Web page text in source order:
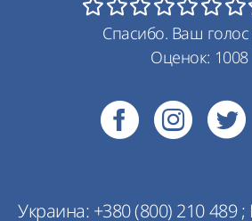
Украина: +380 (800) 210 489;
Спасибо. Ваш голос
Оценок: 1008